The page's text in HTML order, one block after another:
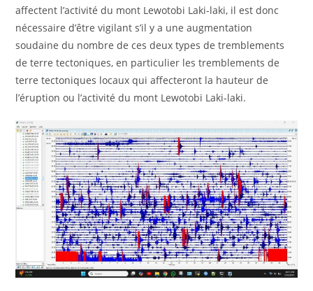
affectent l’activité du mont Lewotobi Laki-laki, il est donc
nécessaire d’être vigilant s’il y a une augmentation
soudaine du nombre de ces deux types de tremblements
de terre tectoniques, en particulier les tremblements de
terre tectoniques locaux qui affecteront la hauteur de
l’éruption ou l’activité du mont Lewotobi Laki-laki.